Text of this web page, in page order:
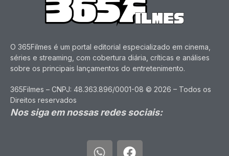
O 365Filmes é um portal editorial especializado em cinema,
séries e streaming, com cobertura diária, críticas e análises
sobre os principais lançamentos do entretenimento.
365Filmes – CNPJ: 48.363.896/0001-08 © 2026 – Todos os
Direitos reservados
Nos siga em nossas redes sociais: